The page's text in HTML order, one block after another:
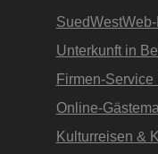
Unterkunft in
Firmen-Service
Online-
Kulturreisen &